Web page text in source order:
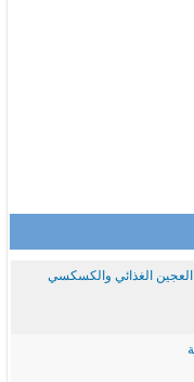
العجين الغذائي والكسكسي